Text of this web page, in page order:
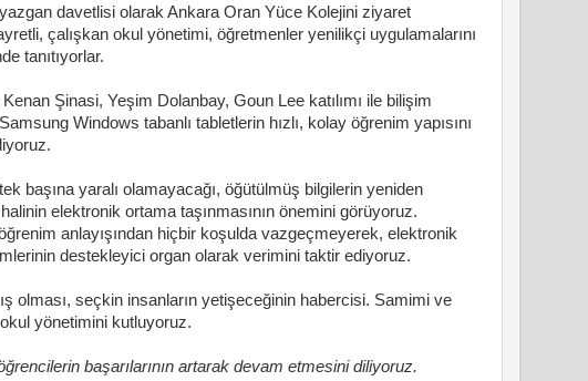
davetlisi olarak Ankara Oran Yüce Kolejini ziyaret
çalışkan okul yönetimi, öğretmenler yenilikçi uygulamalarını
tanıtıyorlar.
Şinasi, Yeşim Dolanbay, Goun Lee katılımı ile bilişim
Windows tabanlı tabletlerin hızlı, kolay öğrenim yapısını
başına yaralı olamayacağı, öğütülmüş bilgilerin yeniden
elektronik ortama taşınmasının önemini görüyoruz.
anlayışından hiçbir koşulda vazgeçmeyerek, elektronik
destekleyici organ olarak verimini taktir ediyoruz.
olması, seçkin insanların yetişeceğinin habercisi. Samimi ve
yönetimini kutluyoruz.
başarılarının artarak devam etmesini diliyoruz.